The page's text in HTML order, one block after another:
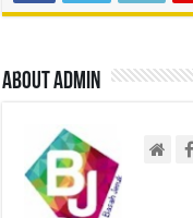
About admin